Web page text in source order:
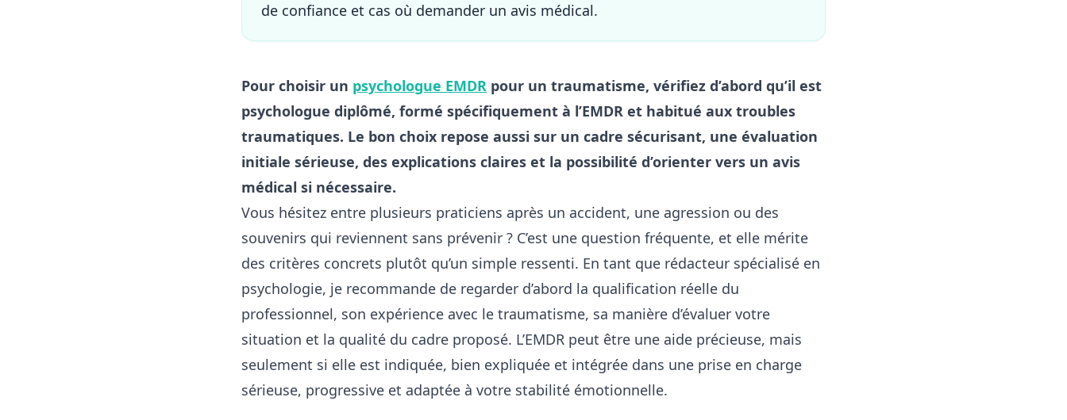
de confiance et cas où demander un avis médical.
Pour choisir un psychologue EMDR pour un traumatisme, vérifiez d’abord qu’il est
psychologue diplômé, formé spécifiquement à l’EMDR et habitué aux troubles
traumatiques. Le bon choix repose aussi sur un cadre sécurisant, une évaluation
initiale sérieuse, des explications claires et la possibilité d’orienter vers un avis
médical si nécessaire.
Vous hésitez entre plusieurs praticiens après un accident, une agression ou des
souvenirs qui reviennent sans prévenir ? C’est une question fréquente, et elle mérite
des critères concrets plutôt qu’un simple ressenti. En tant que rédacteur spécialisé en
psychologie, je recommande de regarder d’abord la qualification réelle du
professionnel, son expérience avec le traumatisme, sa manière d’évaluer votre
situation et la qualité du cadre proposé. L’EMDR peut être une aide précieuse, mais
seulement si elle est indiquée, bien expliquée et intégrée dans une prise en charge
sérieuse, progressive et adaptée à votre stabilité émotionnelle.